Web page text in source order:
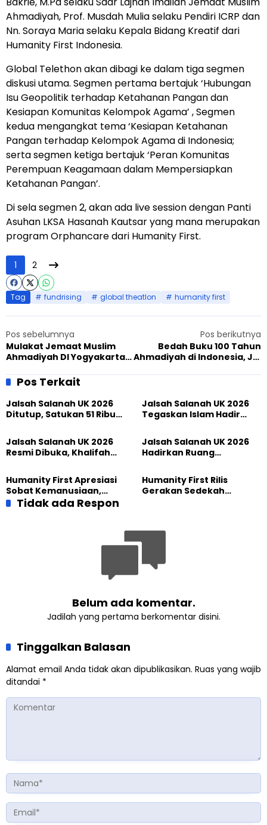
Ahmadiyah, Prof. Musdah Mulia selaku Pendiri ICRP dan
Nn. Soraya Maria selaku Kepala Bidang Kreatif dari
Humanity First Indonesia.
Global Telethon akan dibagi ke dalam tiga segmen
diskusi utama. Segmen pertama bertajuk ‘Hubungan
Isu Geopolitik terhadap Ketahanan Pangan dan
Kesiapan Komunitas Kelompok Agama’ , Segmen
kedua mengangkat tema ‘Kesiapan Ketahanan
Pangan terhadap Kelompok Agama di Indonesia;
serta segmen ketiga bertajuk ‘Peran Komunitas
Perempuan Keagamaan dalam Mempersiapkan
Ketahanan Pangan’.
Di sela segmen 2, akan ada live session dengan Panti
Asuhan LKSA Hasanah Kautsar yang mana merupakan
program Orphancare dari Humanity First.
1 2
Tag fundrising global theatlon humanity first
Pos sebelumnya
Mulakat Jemaat Muslim
Ahmadiyah DI Yogyakarta
Tekankan Tarbiyat
Keluarga
Pos berikutnya
Bedah Buku 100 Tahun
Ahmadiyah di Indonesia, JAI
Sukseskan Acara
Pos Terkait
Jalsah Salanah UK 2026
Ditutup, Satukan 51 Ribu
Jalsah Salanah UK 2026
Tegaskan Islam Hadir
Perdamaian, dan
Pengabdian
Jalsah Salanah UK 2026
Resmi Dibuka, Khalifah
Wujudkan Iman dalam
Perubahan Nyata
Jalsah Salanah UK 2026
Hadirkan Ruang
Tokoh Indonesia Turut
Ambil Bagian
Humanity First Apresiasi
Sobat Kemanusiaan,
Sedekah yang
Menghadirkan Harapan
Humanity First Rilis
Gerakan Sedekah
Tidak ada Respon
Belum ada komentar.
Jadilah yang pertama berkomentar disini.
Tinggalkan Balasan
Alamat email Anda tidak akan dipublikasikan. Ruas yang wajib
ditandai *